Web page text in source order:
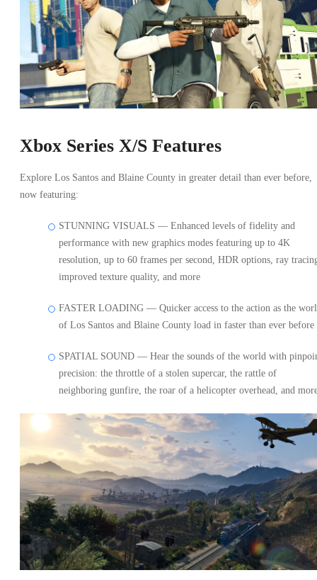
Xbox Series X/S Features
Explore Los Santos and Blaine County in greater detail than ever before,
now featuring:
STUNNING VISUALS — Enhanced levels of fidelity and
performance with new graphics modes featuring up to 4K
resolution, up to 60 frames per second, HDR options, ray
improved texture quality, and more
FASTER LOADING — Quicker access to the action as the
of Los Santos and Blaine County load in faster than ever before
SPATIAL SOUND — Hear the sounds of the world with
precision: the throttle of a stolen supercar, the rattle of
neighboring gunfire, the roar of a helicopter overhead, and